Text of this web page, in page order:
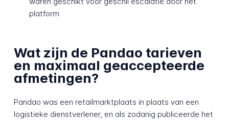
platform
Wat zijn de Pandao tarieven
en maximaal geaccepteerde
afmetingen?
Pandao was een retailmarktplaats in plaats van een
logistieke dienstverlener, en als zodanig publiceerde het